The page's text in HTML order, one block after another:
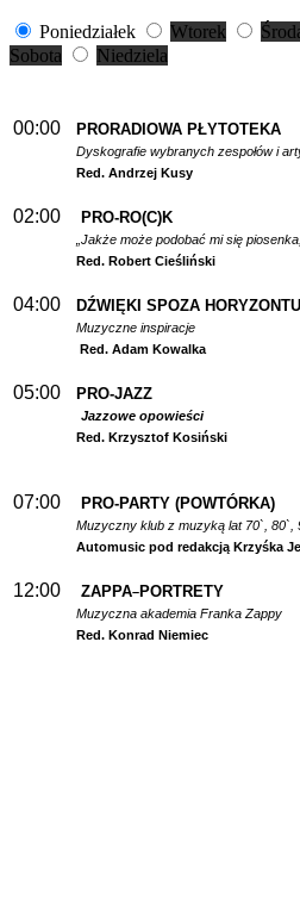
Poniedziałek Wtorek
Sobota
Niedziela
00:00 PRORADIOWA PŁYTOTEKA
Dyskografie wybranych zespołów i
Red. Andrzej Kusy
02:00 PRO-RO(C)K
„Jakże może podobać mi się
Red. Robert Cieśliński
04:00 DŹWIĘKI SPOZA HORYZONTU
Muzyczne inspiracje
Red. Adam Kowalka
05:00 PRO-JAZZ
Jazzowe opowieści
Red. Krzysztof Kosiński
07:00 PRO-PARTY (POWTÓRKA)
Muzyczny klub z muzyką lat 70`,
Automusic pod redakcją Krzyśka
12:00 ZAPPA–PORTRETY
Muzyczna akademia Franka Zappy
Red. Konrad Niemiec